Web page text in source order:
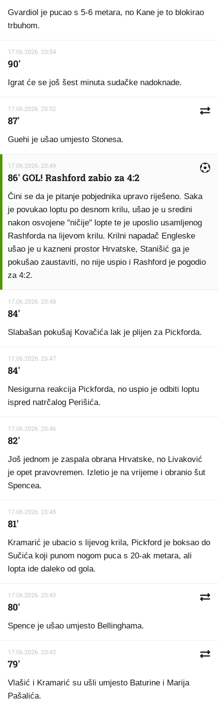
Gvardiol je pucao s 5-6 metara, no Kane je to blokirao
trbuhom.
17.06.2026. 23:54
90'
Igrat će se još šest minuta sudačke nadoknade.
17.06.2026. 23:52
87'
Guehi je ušao umjesto Stonesa.
17.06.2026. 23:49
86' GOL! Rashford zabio za 4:2
Čini se da je pitanje pobjednika upravo riješeno. Saka
je povukao loptu po desnom krilu, ušao je u sredini
nakon osvojene "ničije" lopte te je uposlio usamljenog
Rashforda na lijevom krilu. Krilni napadač Engleske
ušao je u kazneni prostor Hrvatske, Stanišić ga je
pokušao zaustaviti, no nije uspio i Rashford je pogodio
za 4:2.
17.06.2026. 23:48
84'
Slabašan pokušaj Kovačića lak je plijen za Pickforda.
17.06.2026. 23:47
84'
Nesigurna reakcija Pickforda, no uspio je odbiti loptu
ispred natrčalog Perišića.
17.06.2026. 23:46
82'
Još jednom je zaspala obrana Hrvatske, no Livaković
je opet pravovremen. Izletio je na vrijeme i obranio šut
Spencea.
17.06.2026. 23:45
81'
Kramarić je ubacio s lijevog krila, Pickford je boksao do
Sučića koji punom nogom puca s 20-ak metara, ali
lopta ide daleko od gola.
17.06.2026. 23:43
80'
Spence je ušao umjesto Bellinghama.
17.06.2026. 23:42
79'
Vlašić i Kramarić su ušli umjesto Baturine i Marija
Pašalića.